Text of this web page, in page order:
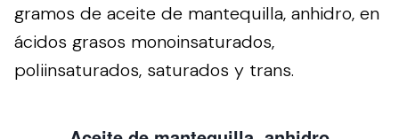
gramos de aceite de mantequilla, anhidro, en
ácidos grasos monoinsaturados,
poliinsaturados, saturados y trans.